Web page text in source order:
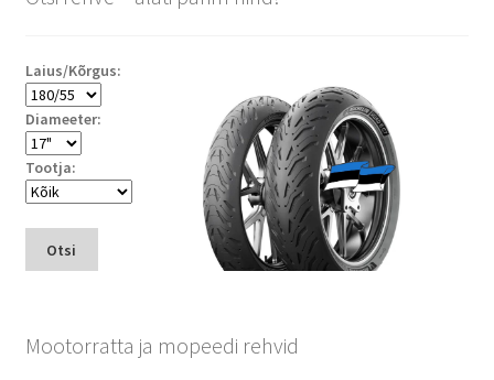
Laius/Kõrgus:
Diameeter:
Tootja:
Otsi
Mootorratta ja mopeedi rehvid